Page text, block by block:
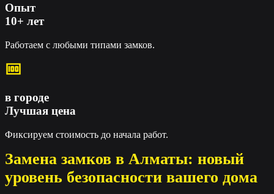
Опыт
10+ лет
Работаем с любыми типами замков.
в городе
Лучшая цена
Фиксируем стоимость до начала работ.
Замена замков в Алматы: новый
уровень безопасности вашего дома